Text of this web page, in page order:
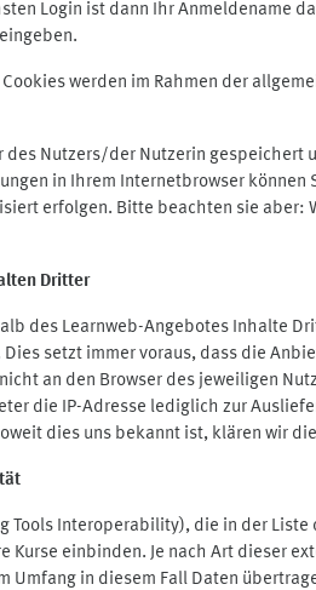
Login ist dann Ihr Anmeldename
werden im Rahmen der
des Nutzers/der Nutzerin
in Ihrem Internetbrowser
erfolgen. Bitte beachten sie
Dritter
des Learnweb-Angebotes Inhalte
setzt immer voraus, dass die
an den Browser des jeweiligen
die IP-Adresse lediglich zur
dies uns bekannt ist, klären wir
Tools Interoperability), die in der
einbinden. Je nach Art dieser
Umfang in diesem Fall Daten